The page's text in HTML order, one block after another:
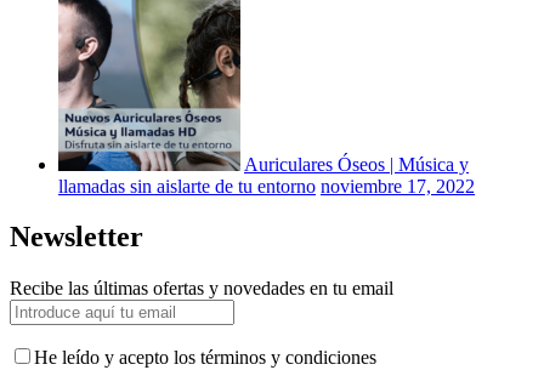
Auriculares Óseos | Música y
llamadas sin aislarte de tu entorno noviembre 17, 2022
Newsletter
Recibe las últimas ofertas y novedades en tu email
He leído y acepto los términos y condiciones